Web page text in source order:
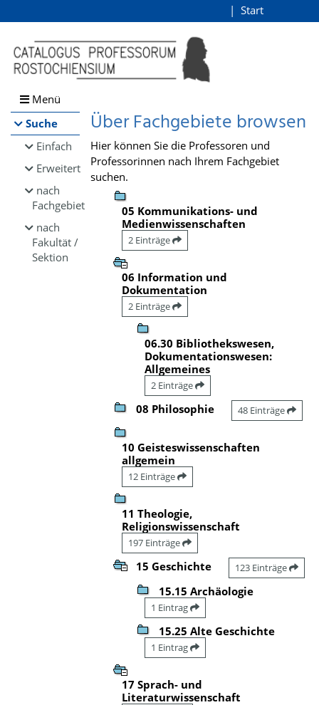
Browsen
direkt zum Inhalt
Start
Menü
Suche
Einfach
Erweitert
nach
Fachgebiet
nach
Fakultät /
Sektion
Über Fachgebiete browsen
Hier können Sie die Professoren und
Professorinnen nach Ihrem Fachgebiet
suchen.
05 Kommunikations- und
Medienwissenschaften
2 Einträge
06 Information und
Dokumentation
2 Einträge
06.30 Bibliothekswesen,
Dokumentationswesen:
Allgemeines
2 Einträge
08 Philosophie 48 Einträge
10 Geisteswissenschaften
allgemein
12 Einträge
11 Theologie,
Religionswissenschaft
197 Einträge
15 Geschichte 123 Einträge
15.15 Archäologie
1 Eintrag
15.25 Alte Geschichte
1 Eintrag
17 Sprach- und
Literaturwissenschaft